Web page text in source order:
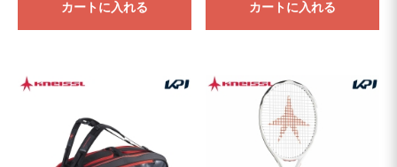
カートに入れる カートに入れる